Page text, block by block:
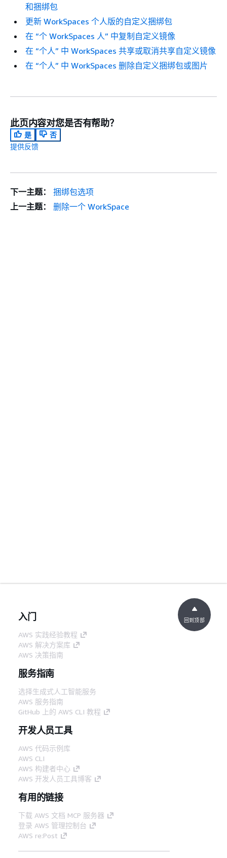
和捆绑包
更新 WorkSpaces 个人版的自定义捆绑包
在 “个 WorkSpaces 人” 中复制自定义镜像
在 “个人” 中 WorkSpaces 共享或取消共享自定义镜像
在 “个人” 中 WorkSpaces 删除自定义捆绑包或图片
此页内容对您是否有帮助？
是
否
提供反馈
下一主题：
捆绑包选项
上一主题：
删除一个 WorkSpace
入门
AWS 实践经验教程
AWS 解决方案库
AWS 决策指南
服务指南
选择生成式人工智能服务
AWS 服务指南
GitHub 上的 AWS CLI 教程
开发人员工具
AWS 代码示例库
AWS CLI
AWS 构建者中心
AWS 开发人员工具博客
有用的链接
下载 AWS 文档 MCP 服务器
登录 AWS 管理控制台
AWS re:Post
回到顶部